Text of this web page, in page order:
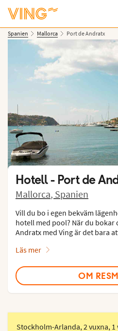
Spanien Mallorca Port de Andratx
Se bilder
Hotell - Port de
Mallorca, Spanien
Vill du bo i egen bekväm
hotell med pool? När du bokar
Andratx med Ving är det bara
Läs mer
OM
Stockholm-Arlanda, 2 vuxna, 1